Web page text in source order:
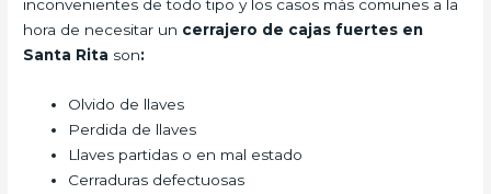
inconvenientes de todo tipo y los casos más comunes a la
hora de necesitar un cerrajero de cajas fuertes en
Santa Rita son:
Olvido de llaves
Perdida de llaves
Llaves partidas o en mal estado
Cerraduras defectuosas